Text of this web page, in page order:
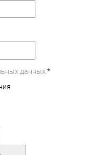
данных. *